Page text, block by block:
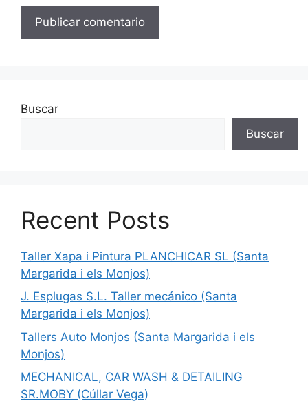
Buscar
Buscar
Recent Posts
Taller Xapa i Pintura PLANCHICAR SL (Santa
Margarida i els Monjos)
J. Esplugas S.L. Taller mecánico (Santa
Margarida i els Monjos)
Tallers Auto Monjos (Santa Margarida i els
Monjos)
MECHANICAL, CAR WASH & DETAILING
SR.MOBY (Cúllar Vega)